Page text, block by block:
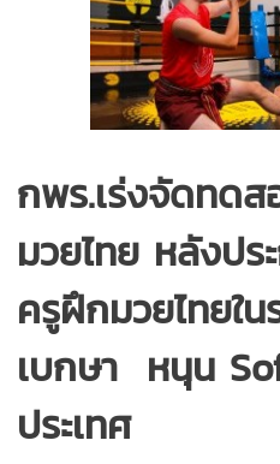
กพร.เร่งจัดทด
มวยไทย หลังปร
ครูฝึกมวยไทยใ
เบกษา หนุน
ประเทศ